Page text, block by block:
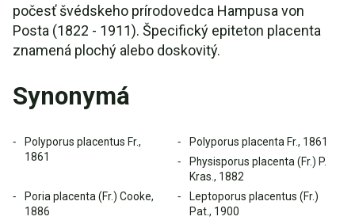
počesť švédskeho prírodovedca Hampusa von
Posta (1822 - 1911). Špecifický epiteton placenta
znamená plochý alebo doskovitý.
Synonymá
Polyporus placentus Fr.,
1861
Polyporus placenta Fr., 1861
Physisporus placenta (Fr.) P.
Kras., 1882
Poria placenta (Fr.) Cooke,
1886
Leptoporus placentus (Fr.)
Pat., 1900